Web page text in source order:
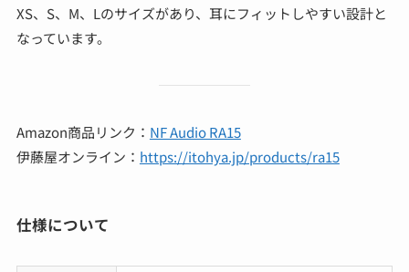
XS、S、M、Lのサイズがあり、耳にフィットしやすい設計と
なっています。
Amazon商品リンク： NF Audio RA15
伊藤屋オンライン： https://itohya.jp/products/ra15
仕様について